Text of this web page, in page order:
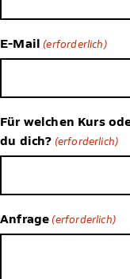
E-Mail (erforderlich)
Für welchen Kurs
du dich? (erforderlich)
Anfrage (erforderlich)